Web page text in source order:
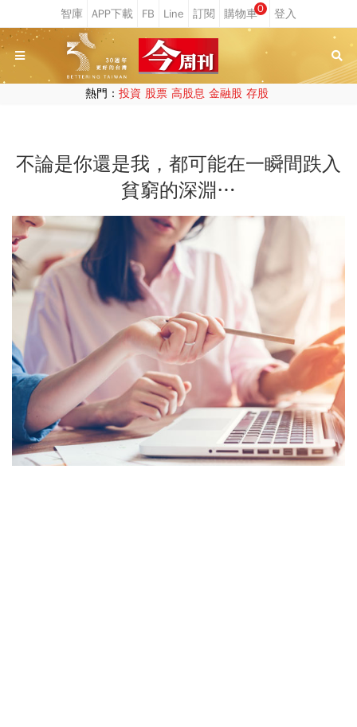
0
熱門： 投資 股票 高股息 金融股 存股
不論是你還是我，都可能在一瞬間跌入
貧窮的深淵…